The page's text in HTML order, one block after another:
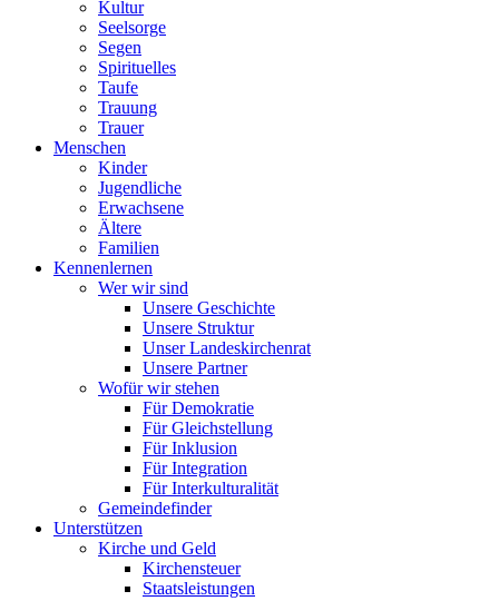
Kultur
Seelsorge
Segen
Spirituelles
Taufe
Trauung
Trauer
Menschen
Kinder
Jugendliche
Erwachsene
Ältere
Familien
Kennenlernen
Wer wir sind
Unsere Geschichte
Unsere Struktur
Unser Landeskirchenrat
Unsere Partner
Wofür wir stehen
Für Demokratie
Für Gleichstellung
Für Inklusion
Für Integration
Für Interkulturalität
Gemeindefinder
Unterstützen
Kirche und Geld
Kirchensteuer
Staatsleistungen